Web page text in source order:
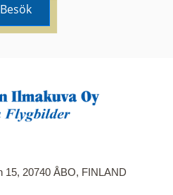
så öppnas en ny flik.
bilder med kända
Besök
15, 20740 ÅBO, FINLAND